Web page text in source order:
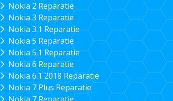
Nokia 2 Reparatie
Nokia 3 Reparatie
Nokia 3.1 Reparatie
Nokia 5 Reparatie
Nokia 5.1 Reparatie
Nokia 6 Reparatie
Nokia 6.1 2018 Reparatie
Nokia 7 Plus Reparatie